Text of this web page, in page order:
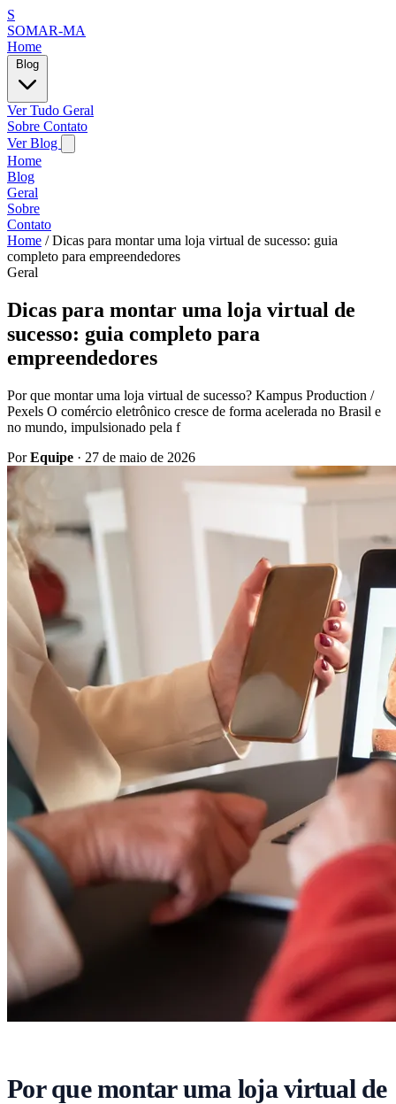
S
SOMAR-MA
Home
Ver Tudo Geral
Sobre Contato
Ver Blog
Home
Blog
Geral
Sobre
Contato
Home / Dicas para montar uma loja virtual de sucesso: guia
completo para empreendedores
Geral
Dicas para montar uma loja virtual de
sucesso: guia completo para
empreendedores
Por que montar uma loja virtual de sucesso? Kampus Production /
Pexels O comércio eletrônico cresce de forma acelerada no Brasil e
no mundo, impulsionado pela f
PorEquipe · 27 de maio de 2026
Por que montar uma loja virtual de